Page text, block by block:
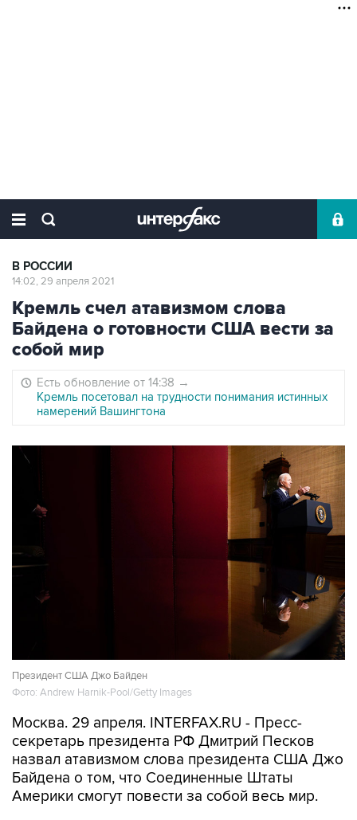
В РОССИИ
14:02, 29 апреля 2021
Кремль счел атавизмом слова
Байдена о готовности США вести за
собой мир
Есть обновление от 14:38 →
Кремль посетовал на трудности понимания истинных
намерений Вашингтона
Президент США Джо Байден
Фото: Andrew Harnik-Pool/Getty Images
Москва. 29 апреля. INTERFAX.RU - Пресс-
секретарь президента РФ Дмитрий Песков
назвал атавизмом слова президента США Джо
Байдена о том, что Соединенные Штаты
Америки смогут повести за собой весь мир.